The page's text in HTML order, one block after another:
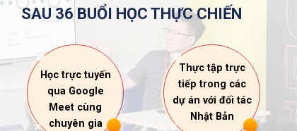
SAU 36 BUỔI HỌC THỰC CHIẾN
Học trực tuyến
qua Google
Meet cùng
chuyên gia
Thực tập trực
tiếp trong các
dự án với đối tác
Nhật Bản